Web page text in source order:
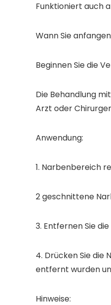
Funktioniert auch
Wann Sie
Beginnen Sie die
Die Behandlung
Arzt oder
Anwendung:
1. Narbenbereich
2 geschnittene
3. Entfernen Sie
4. Drücken Sie
entfernt wurden
Hinweise: